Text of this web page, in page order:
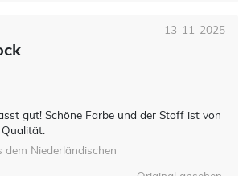
gut! Schöne Farbe und der Stoff ist von
13-11-2025
dem Niederländischen